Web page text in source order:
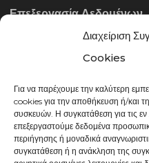
Διαχείριση
Cookies
Για να παρέχουμε την καλύτερη
cookies για την αποθήκευση ή/και
συσκευών. Η συγκατάθεση για τις
επεξεργαστούμε δεδομένα
περιήγησης ή μοναδικά
συγκατάθεση ή η ανάκληση της
Επεξεργασία Δεδομένων
ΣΤΟΙΧΕΊΑ ΕΠΙΚΟΙΝΩΝΊΑΣ
24310 35062
Δευ. - Παρ. 08:00 -